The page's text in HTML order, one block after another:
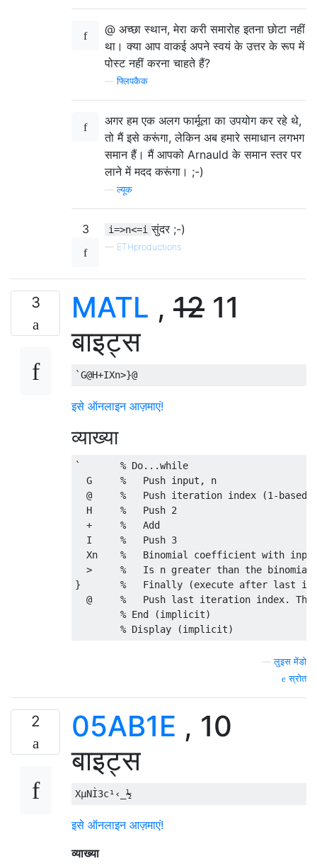
@ अच्छा स्थान, मेरा करी समारोह इतना छोटा नहीं
था। क्या आप वाकई अपने स्वयं के उत्तर के रूप में
पोस्ट नहीं करना चाहते हैं?
—फ्लिपकैक
अगर हम एक अलग फार्मूला का उपयोग कर रहे थे,
तो मैं इसे करूंगा, लेकिन अब हमारे समाधान लगभग
समान हैं। मैं आपको Arnauld के समान स्तर पर
लाने में मदद करूंगा। ;-)
—ल्यूक
3 i=>n<=i सुंदर ;-)
— ETHproductions
3 MATL , 12 11
बाइट्स
इसे ऑनलाइन आज़माएं!
व्याख्या
`       % Do...while
  G     %   Push input, n
@     %   Push iteration index (1-
  H     %   Push 2
  +     %   Add
  I     %   Push 3
Xn    %   Binomial coefficient with
>     %   Is n greater than the
}       %   Finally (execute after last
@     %   Push last iteration index.
        % End (implicit)
—लुइस मेंडो
स्रोत
2 05AB1E , 10
बाइट्स
इसे ऑनलाइन आज़माएं!
व्याख्या